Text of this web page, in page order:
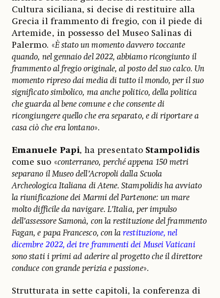
Cultura siciliana, si decise di restituire alla
Grecia il frammento di fregio, con il piede di
Artemide, in possesso del Museo Salinas di
Palermo. «È stato un momento davvero toccante
quando, nel gennaio del 2022, abbiamo ricongiunto il
frammento al fregio originale, al posto del suo calco. Un
momento ripreso dai media di tutto il mondo, per il suo
significato simbolico, ma anche politico, della politica
che guarda al bene comune e che consente di
ricongiungere quello che era separato, e di riportare a
casa ciò che era lontano».
Emanuele Papi, ha presentato Stampolidis
come suo «conterraneo, perché appena 150 metri
separano il Museo dell’Acropoli dalla Scuola
Archeologica Italiana di Atene. Stampolidis ha avviato
la riunificazione dei Marmi del Partenone: un mare
molto difficile da navigare. L’Italia, per impulso
dell’assessore Samonà, con la restituzione del frammento
Fagan, e papa Francesco, con la restituzione, nel
dicembre 2022, dei tre frammenti dei Musei Vaticani
sono stati i primi ad aderire al progetto che il direttore
conduce con grande perizia e passione».
Strutturata in sette capitoli, la conferenza di